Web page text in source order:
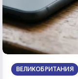
ВЕЛИКОБРИТАНИЯ